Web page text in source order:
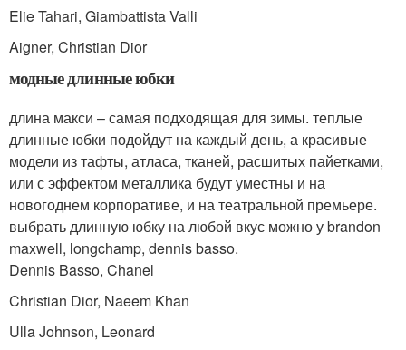
Elie Tahari, Giambattista Valli
Aigner, Christian Dior
модные длинные юбки
длина макси – самая подходящая для зимы. теплые
длинные юбки подойдут на каждый день, а красивые
модели из тафты, атласа, тканей, расшитых пайетками,
или с эффектом металлика будут уместны и на
новогоднем корпоративе, и на театральной премьере.
выбрать длинную юбку на любой вкус можно у brandon
maxwell, longchamp, dennis basso.
Dennis Basso, Chanel
Christian Dior, Naeem Khan
Ulla Johnson, Leonard